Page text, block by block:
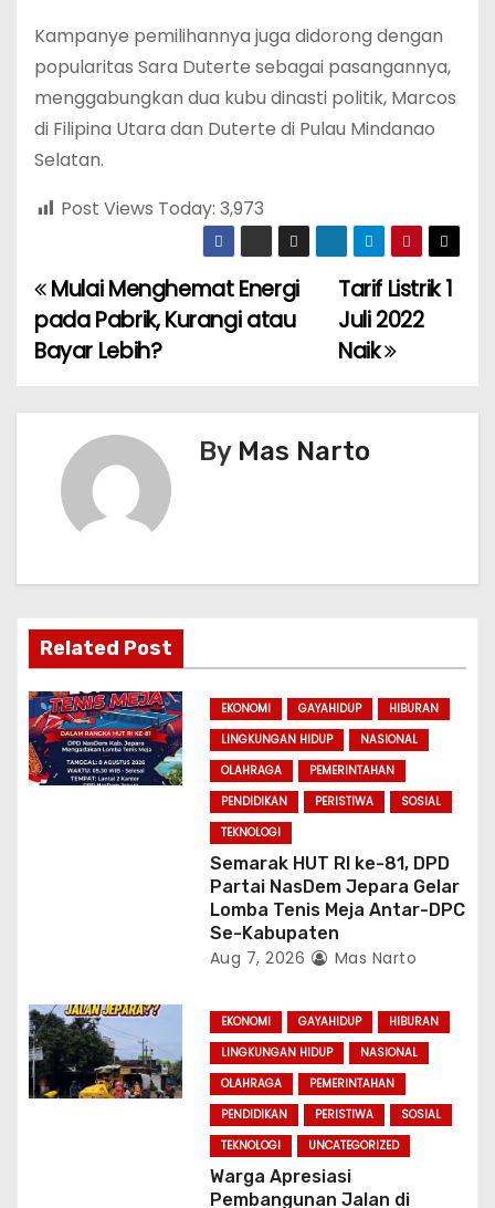
Kampanye pemilihannya juga didorong dengan
popularitas Sara Duterte sebagai pasangannya,
menggabungkan dua kubu dinasti politik, Marcos
di Filipina Utara dan Duterte di Pulau Mindanao
Selatan.
Post Views Today: 3,973
P
o
v
i
g
a
t
Tarif Listrik 1
Juli 2022
Naik
Mulai Menghemat Energi
pada Pabrik, Kurangi atau
Bayar Lebih?
By Mas Narto
Related Post
EKONOMI GAYAHIDUP
HIBURAN
LINGKUNGAN HIDUP
NASIONAL
OLAHRAGA
PEMERINTAHAN
PENDIDIKAN
PERISTIWA
SOSIAL
TEKNOLOGI
Semarak HUT RI ke-81, DPD
Partai NasDem Jepara Gelar
Lomba Tenis Meja Antar-DPC
Se-Kabupaten
Aug 7, 2026 Mas Narto
EKONOMI GAYAHIDUP
HIBURAN
LINGKUNGAN HIDUP
NASIONAL
OLAHRAGA
PEMERINTAHAN
PENDIDIKAN
PERISTIWA
SOSIAL
TEKNOLOGI
UNCATEGORIZED
Warga Apresiasi
Pembangunan Jalan di